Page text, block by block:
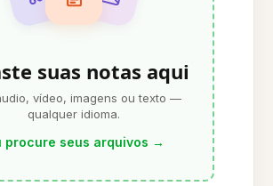
suas notas aqui
vídeo, imagens ou texto —
qualquer idioma.
procure seus arquivos →